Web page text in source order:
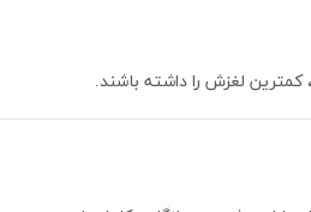
لغزش را داشته باشند.